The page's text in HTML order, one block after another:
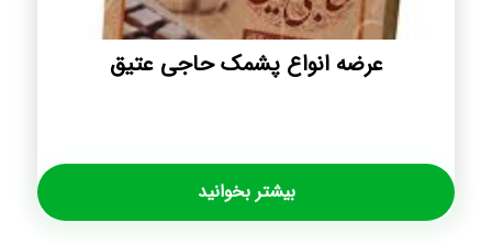
عرضه انواع پشمک حاجی عتیق
بیشتر بخوانید